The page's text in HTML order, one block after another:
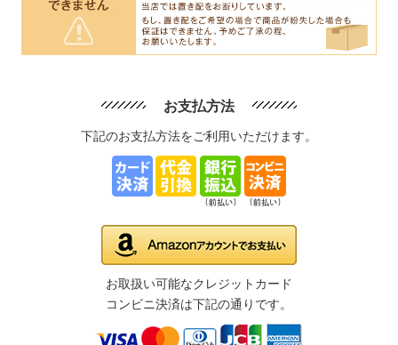
お支払方法
下記のお支払方法をご利用いただけます。
お取扱い可能なクレジットカード
コンビニ決済は下記の通りです。